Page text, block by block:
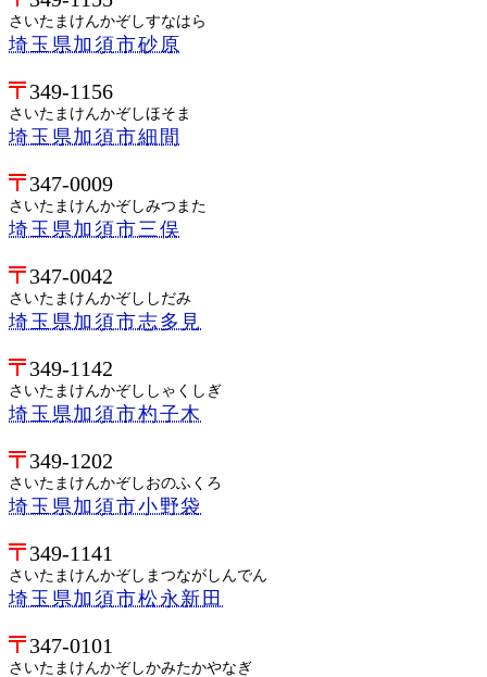
さいたまけんかぞしすなはら
埼玉県加須市砂原
349-1156
さいたまけんかぞしほそま
埼玉県加須市細間
347-0009
さいたまけんかぞしみつまた
埼玉県加須市三俣
347-0042
さいたまけんかぞししだみ
埼玉県加須市志多見
349-1142
さいたまけんかぞししゃくしぎ
埼玉県加須市杓子木
349-1202
さいたまけんかぞしおのふくろ
埼玉県加須市小野袋
349-1141
さいたまけんかぞしまつながしんでん
埼玉県加須市松永新田
347-0101
さいたまけんかぞしかみたかやなぎ